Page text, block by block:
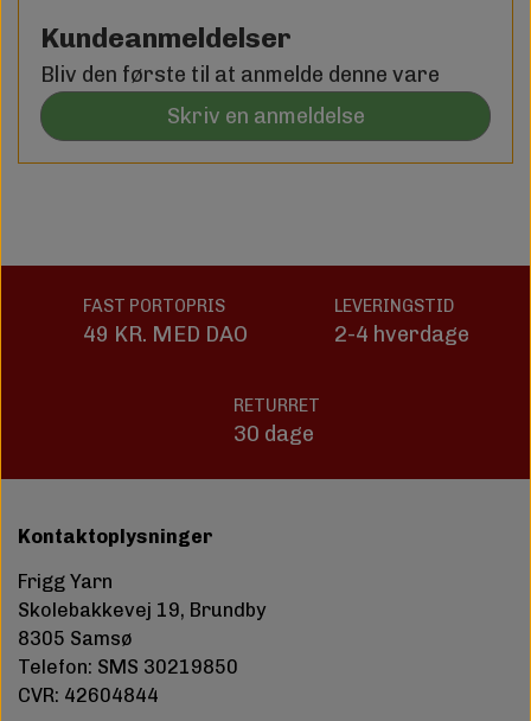
Kundeanmeldelser
Bliv den første til at anmelde denne vare
Skriv en anmeldelse
FAST PORTOPRIS
49 KR. MED DAO
LEVERINGSTID
2-4 hverdage
RETURRET
30 dage
Kontaktoplysninger
Frigg Yarn
Skolebakkevej 19, Brundby
8305 Samsø
Telefon: SMS 30219850
CVR: 42604844